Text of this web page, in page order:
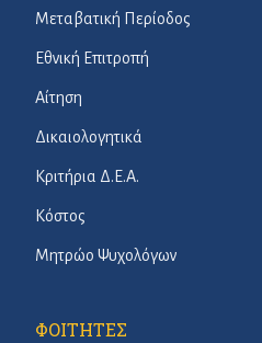
Μεταβατική Περίοδος
Εθνική Επιτροπή
Αίτηση
Δικαιολογητικά
Κριτήρια Δ.Ε.Α.
Κόστος
Μητρώο Ψυχολόγων
ΦΟΙΤΗΤΕΣ